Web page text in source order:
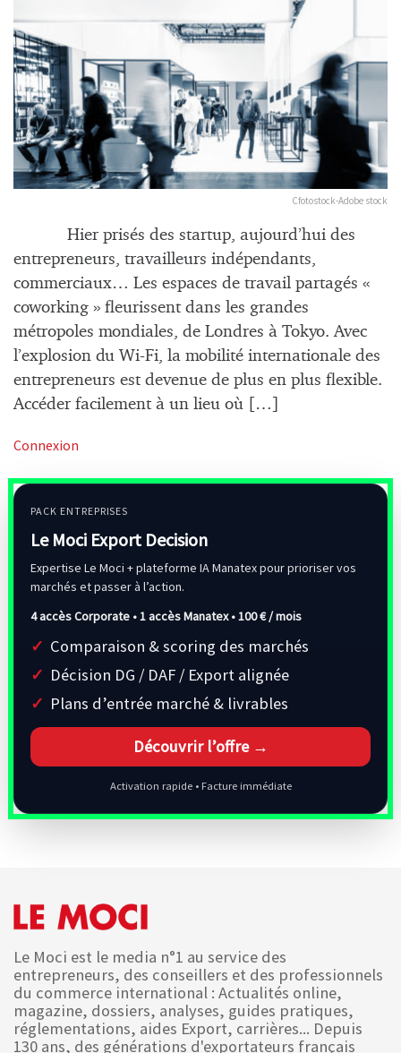
Cfotostock-Adobe stock
Hier prisés des startup, aujourd’hui des
entrepreneurs, travailleurs indépendants,
commerciaux… Les espaces de travail partagés «
coworking » fleurissent dans les grandes
métropoles mondiales, de Londres à Tokyo. Avec
l’explosion du Wi-Fi, la mobilité internationale des
entrepreneurs est devenue de plus en plus flexible.
Accéder facilement à un lieu où […]
Connexion
PACK ENTREPRISES
Le Moci Export Decision
Expertise Le Moci + plateforme IA Manatex pour prioriser vos
marchés et passer à l’action.
4 accès Corporate • 1 accès Manatex •100 € / mois
Comparaison & scoring des marchés
Décision DG / DAF / Export alignée
Plans d’entrée marché & livrables
Découvrir l’offre →
Activation rapide • Facture immédiate
Le Moci est le media n°1 au service des
entrepreneurs, des conseillers et des professionnels
du commerce international : Actualités online,
magazine, dossiers, analyses, guides pratiques,
réglementations, aides Export, carrières... Depuis
130 ans, des générations d'exportateurs français